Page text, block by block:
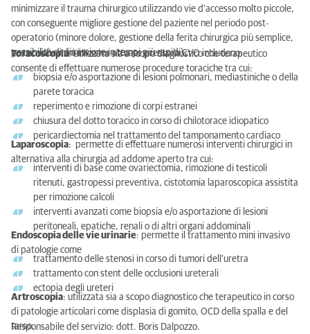
minimizzare il trauma chirurgico utilizzando vie d’accesso molto piccole,
con conseguente migliore gestione del paziente nel periodo post-
operatorio (minore dolore, gestione della ferita chirurgica più semplice,
possibilità di dimissione in tempi più rapidi).
Le tecniche mini-invasive attuate presso la CVO includono:
Toracoscopia: utilizzata sia a scopo diagnostico che terapeutico
consente di effettuare numerose procedure toraciche tra cui:
biopsia e/o asportazione di lesioni polmonari, mediastiniche o della
parete toracica
reperimento e rimozione di corpi estranei
chiusura del dotto toracico in corso di chilotorace idiopatico
pericardiectomia nel trattamento del tamponamento cardiaco
Laparoscopia: permette di effettuare numerosi interventi chirurgici in
alternativa alla chirurgia ad addome aperto tra cui:
interventi di base come ovariectomia, rimozione di testicoli
ritenuti, gastropessi preventiva, cistotomia laparoscopica assistita
per rimozione calcoli
interventi avanzati come biopsia e/o asportazione di lesioni
peritoneali, epatiche, renali o di altri organi addominali
Endoscopia delle vie urinarie: permette il trattamento mini invasivo
di patologie come
trattamento delle stenosi in corso di tumori dell’uretra
trattamento con stent delle occlusioni ureterali
ectopia degli ureteri
Artroscopia: utilizzata sia a scopo diagnostico che terapeutico in corso
di patologie articolari come displasia di gomito, OCD della spalla e del
tarso.
Responsabile del servizio: dott. Boris Dalpozzo.